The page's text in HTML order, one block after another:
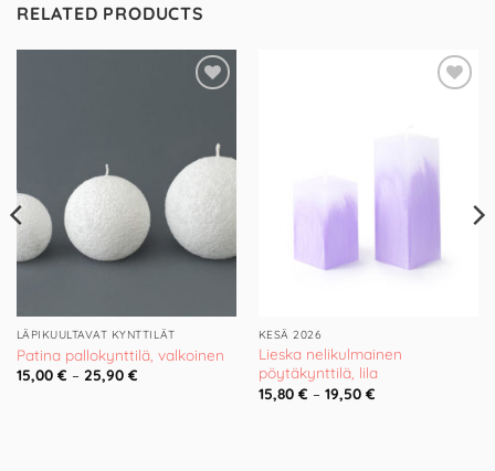
RELATED PRODUCTS
LÄPIKUULTAVAT KYNTTILÄT
Patina pallokynttilä, valkoinen
15,00 € – 25,90 €
KESÄ 2026
Lieska nelikulmainen
pöytäkynttilä, lila
15,80 € – 19,50 €